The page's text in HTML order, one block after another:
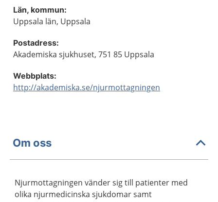
Län, kommun:
Uppsala län, Uppsala
Postadress:
Akademiska sjukhuset, 751 85 Uppsala
Webbplats:
http://akademiska.se/njurmottagningen
Om oss
Njurmottagningen vänder sig till patienter med
olika njurmedicinska sjukdomar samt